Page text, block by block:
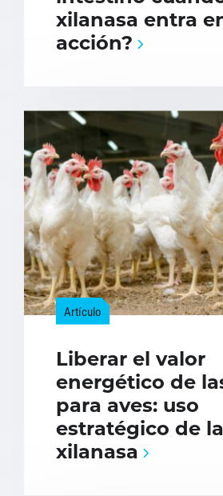
xilanasa entra
acción?
Artículo
Liberar el valor
energético de
para aves: uso
estratégico de la
xilanasa